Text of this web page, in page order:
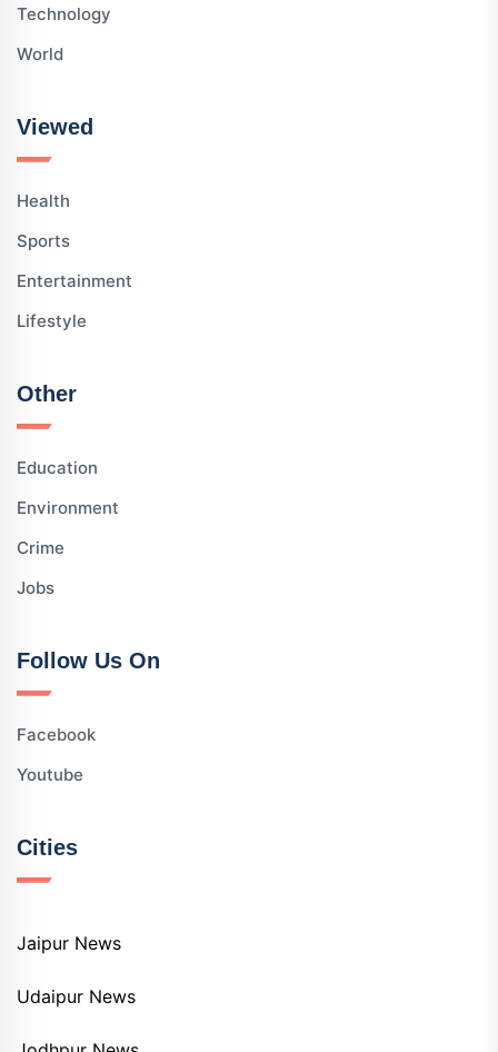
Technology
World
Viewed
Health
Sports
Entertainment
Lifestyle
Other
Education
Environment
Crime
Jobs
Follow Us On
Facebook
Youtube
Cities
Jaipur News
Udaipur News